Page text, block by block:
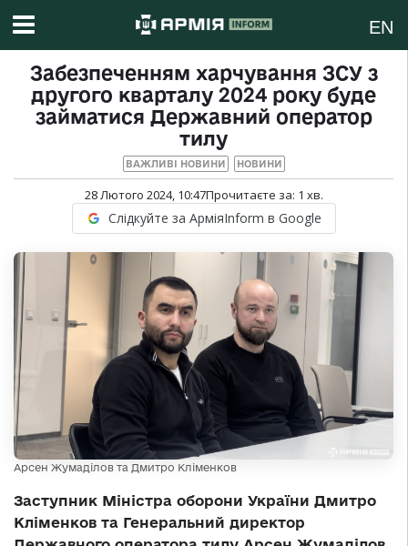
EN
Забезпеченням харчування ЗСУ з
другого кварталу 2024 року буде
займатися Державний оператор
тилу
ВАЖЛИВІ НОВИНИ НОВИНИ
28 Лютого 2024, 10:47Прочитаєте за: 1 хв.
Слідкуйте за АрміяInform в Google
Арсен Жумаділов та Дмитро Кліменков
Заступник Міністра оборони України Дмитро
Кліменков та Генеральний директор